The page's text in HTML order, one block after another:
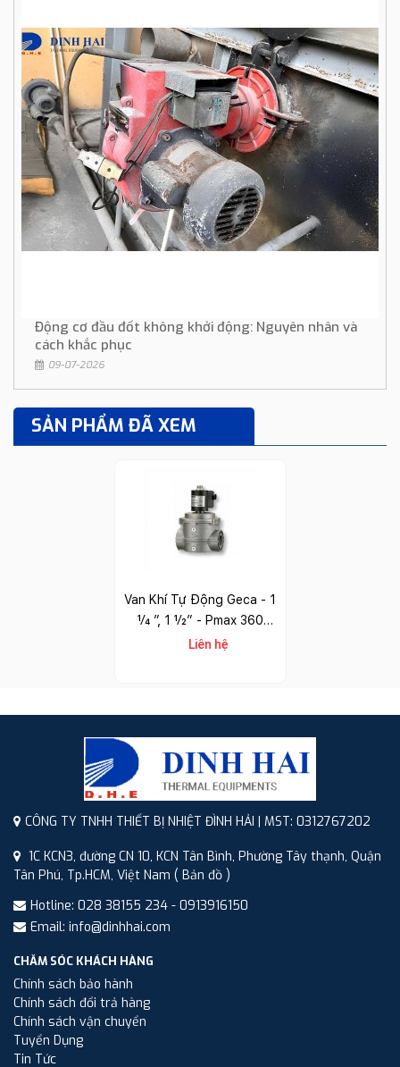
Động cơ đầu đốt không khởi động: Nguyên nhân và
cách khắc phục
09-07-2026
SẢN PHẨM ĐÃ XEM
Van Khí Tự Động Geca - 1
1⁄4 ”, 1 1⁄2” - Pmax 360
Mbar
Liên hệ
CÔNG TY TNHH THIẾT BỊ NHIỆT ĐÌNH HẢI | MST: 0312767202
1C KCN3, đường CN 10, KCN Tân Bình, Phường Tây thạnh, Quận
Tân Phú, Tp.HCM, Việt Nam ( Bản đồ )
Hotline: 028 38155 234 - 0913916150
Email: info@dinhhai.com
CHĂM SÓC KHÁCH HÀNG
Chính sách bảo hành
Chính sách đổi trả hàng
Chính sách vận chuyển
Tuyển Dụng
Tin Tức